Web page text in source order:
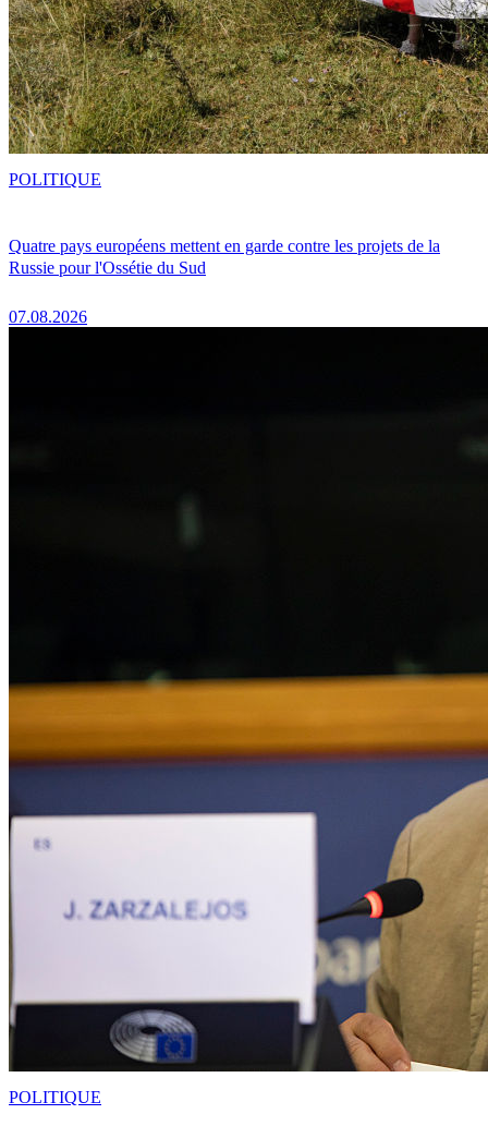
Quatre pays européens mettent en garde contre les projets de la
Russie pour l'Ossétie du Sud
07.08.2026
POLITIQUE
POLITIQUE